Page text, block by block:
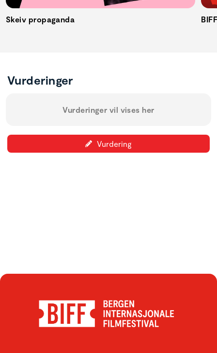
Skeiv propaganda
Vurderinger
Vurderinger vil vises her
Vurdering